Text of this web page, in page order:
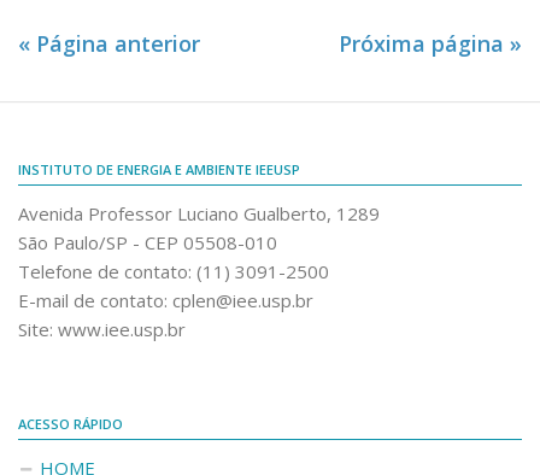
« Página anterior Próxima página »
INSTITUTO DE ENERGIA E AMBIENTE IEEUSP
Avenida Professor Luciano Gualberto, 1289
São Paulo/SP - CEP 05508-010
Telefone de contato: (11) 3091-2500
E-mail de contato: cplen@iee.usp.br
Site: www.iee.usp.br
ACESSO RÁPIDO
HOME